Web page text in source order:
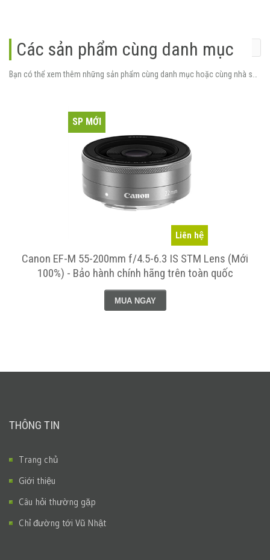
Các sản phẩm cùng danh mục
Liên hệ
SP MỚI
Canon EF-M 55-200mm f/4.5-6.3 IS STM Lens (Mới
100%) - Bảo hành chính hãng trên toàn quốc
MUA NGAY
THÔNG TIN
Trang chủ
Giới thiệu
Câu hỏi thường gặp
Chỉ đường tới Vũ Nhật